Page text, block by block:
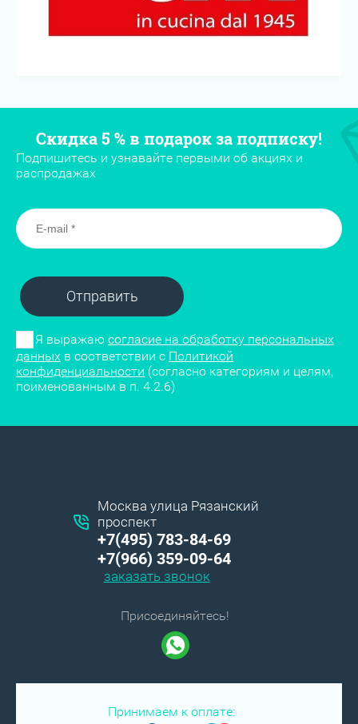
Скидка 5 % в подарок за подписку!
Подпишитесь и узнавайте первыми об акциях и
распродажах
Отправить
Я выражаю согласие на обработку персональных
данных в соответствии с Политикой
конфиденциальности (согласно категориям и целям,
поименованным в п. 4.2.6)
Москва улица Рязанский
проспект
+7(495) 783-84-69
+7(966) 359-09-64
заказать звонок
Присоединяйтесь!
Принимаем к оплате: